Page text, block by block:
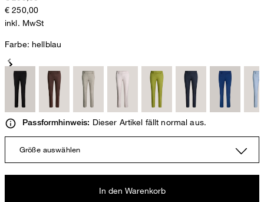
€ 250,00
inkl. MwSt
Farbe: hellblau
Passformhinweis: Dieser Artikel fällt normal aus.
Größe auswählen
In den Warenkorb